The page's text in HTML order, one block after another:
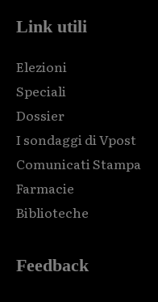
Link utili
Elezioni
Speciali
Dossier
I sondaggi di Vpost
Comunicati Stampa
Farmacie
Biblioteche
Feedback